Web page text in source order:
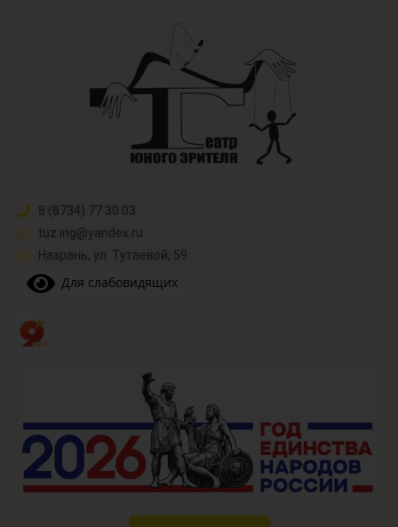
8 (8734) 77 30 03
tuz.ing@yandex.ru​
Назрань, ул. Тутаевой, 59
Для слабовидящих